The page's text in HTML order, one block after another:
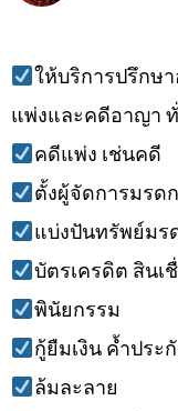
ให้บริการปรึกษ
แพ่งและคดีอาญา
คดีแพ่ง เช่นคดี
ตั้งผู้จัดการมรดก
แบ่งปันทรัพย์มร
บัตรเครดิต สินเ
พินัยกรรม
กู้ยืมเงิน ค้ำปร
ล้มละลาย